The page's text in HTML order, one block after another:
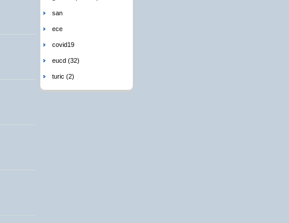
san
ece
covid19
eucd (32)
turic (2)